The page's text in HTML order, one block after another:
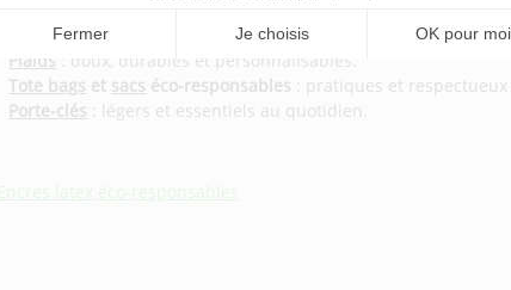
Nos produits certifiés GRS incluent :
Plaids : doux, durables et personnalisables.
Tote bags et sacs éco-responsables : pratiques et respectueux
Porte-clés : légers et essentiels au quotidien.